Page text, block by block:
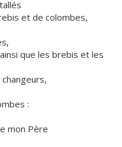
et de colombes,
que les brebis et les
:
mon Père